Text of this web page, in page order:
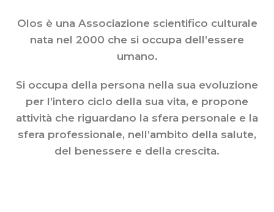
Olos è una Associazione scientifico culturale
nata nel 2000 che si occupa dell’essere
umano.
Si occupa della persona nella sua evoluzione
per l’intero ciclo della sua vita, e propone
attività che riguardano la sfera personale e la
sfera professionale, nell’ambito della salute,
del benessere e della crescita.